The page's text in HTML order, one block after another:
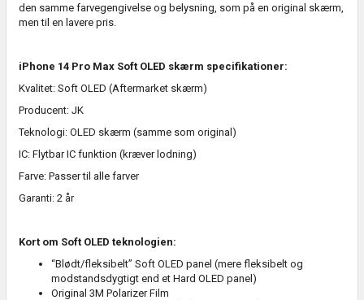
den samme farvegengivelse og belysning, som på en original skærm,
men til en lavere pris.
iPhone 14 Pro Max Soft OLED skærm specifikationer:
Kvalitet: Soft OLED (Aftermarket skærm)
Producent: JK
Teknologi: OLED skærm (samme som original)
IC: Flytbar IC funktion (kræver lodning)
Farve: Passer til alle farver
Garanti: 2 år
Kort om Soft OLED teknologien:
“Blødt/fleksibelt” Soft OLED panel (mere fleksibelt og
modstandsdygtigt end et Hard OLED panel)
Original 3M Polarizer Film